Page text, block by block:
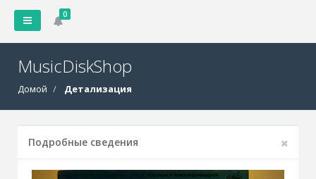
0
MusicDiskShop
Домой Детализация
Подробные сведения